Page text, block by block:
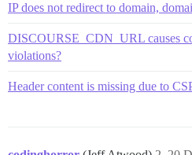
IP does not redirect to domain,
DISCOURSE_CDN_URL causes
violations?
Header content is missing due to